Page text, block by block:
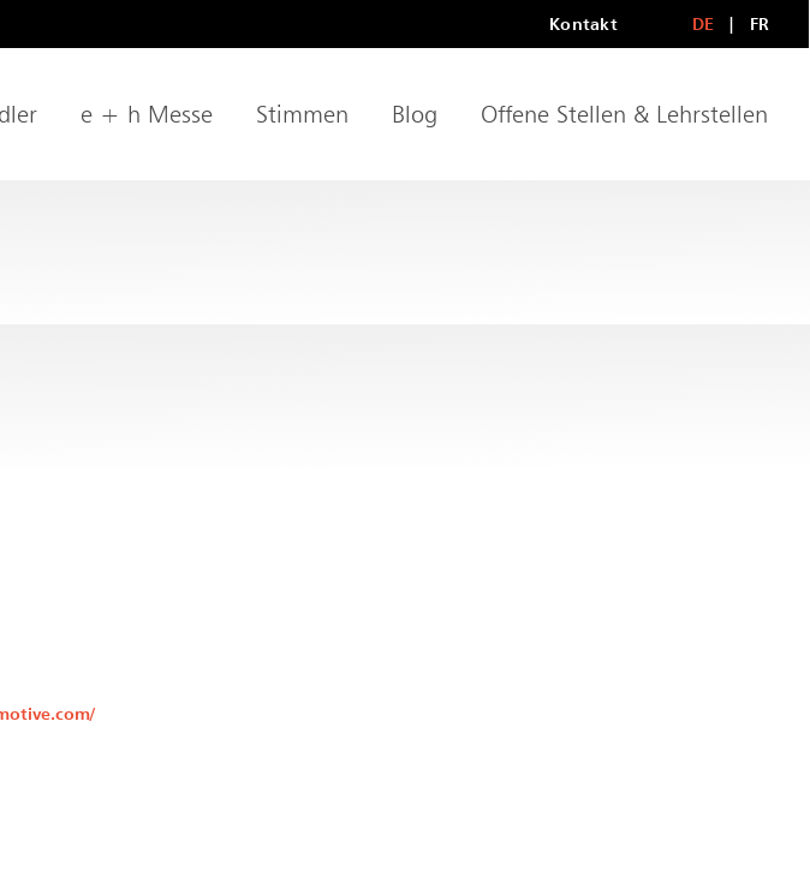
Metanavigationn
Kontakt DE FR
e + h Messe Stimmen Blog Offene Stellen & Lehrstellen